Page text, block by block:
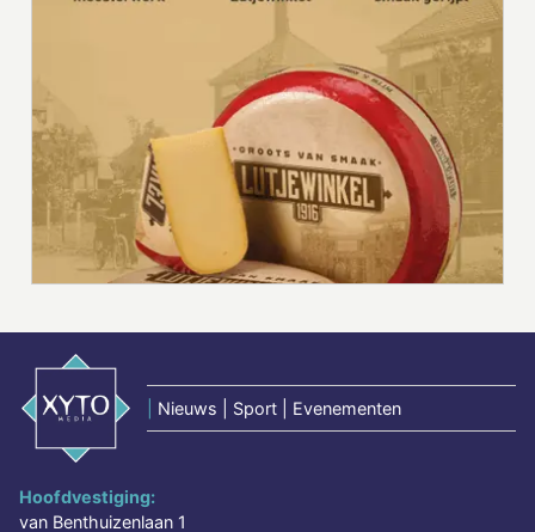
Nieuws | Sport | Evenementen
Hoofdvestiging:
van Benthuizenlaan 1